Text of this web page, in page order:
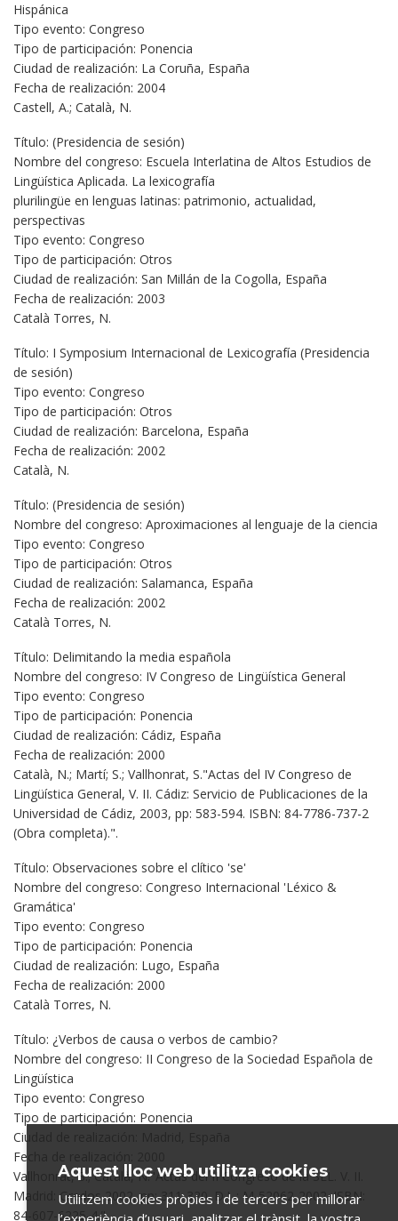
Hispánica
Tipo evento: Congreso
Tipo de participación: Ponencia
Ciudad de realización: La Coruña, España
Fecha de realización: 2004
Castell, A.; Català, N.
Título: (Presidencia de sesión)
Nombre del congreso: Escuela Interlatina de Altos Estudios de
Lingüística Aplicada. La lexicografía
plurilingüe en lenguas latinas: patrimonio, actualidad,
perspectivas
Tipo evento: Congreso
Tipo de participación: Otros
Ciudad de realización: San Millán de la Cogolla, España
Fecha de realización: 2003
Català Torres, N.
Título: I Symposium Internacional de Lexicografía (Presidencia
de sesión)
Tipo evento: Congreso
Tipo de participación: Otros
Ciudad de realización: Barcelona, España
Fecha de realización: 2002
Català, N.
Título: (Presidencia de sesión)
Nombre del congreso: Aproximaciones al lenguaje de la ciencia
Tipo evento: Congreso
Tipo de participación: Otros
Ciudad de realización: Salamanca, España
Fecha de realización: 2002
Català Torres, N.
Título: Delimitando la media española
Nombre del congreso: IV Congreso de Lingüística General
Tipo evento: Congreso
Tipo de participación: Ponencia
Ciudad de realización: Cádiz, España
Fecha de realización: 2000
Català, N.; Martí; S.; Vallhonrat, S."Actas del IV Congreso de
Lingüística General, V. II. Cádiz: Servicio de Publicaciones de la
Universidad de Cádiz, 2003, pp: 583-594. ISBN: 84-7786-737-2
(Obra completa).".
Título: Observaciones sobre el clítico 'se'
Nombre del congreso: Congreso Internacional 'Léxico &
Gramática'
Tipo evento: Congreso
Tipo de participación: Ponencia
Ciudad de realización: Lugo, España
Fecha de realización: 2000
Català Torres, N.
Título: ¿Verbos de causa o verbos de cambio?
Nombre del congreso: II Congreso de la Sociedad Española de
Lingüística
Tipo evento: Congreso
Tipo de participación: Ponencia
Ciudad de realización: Madrid, España
Fecha de realización: 2000
Vallhonrat, S.; Català, N."Actas del II Congreso de la SEL. V. II.
Madrid: Gredos,2002, pp: 311-320. D.L.: M-52062-2002. ISBN:
84-607-6225-4.".
Aquest lloc web utilitza cookies
Utilitzem cookies pròpies i de tercers per millorar